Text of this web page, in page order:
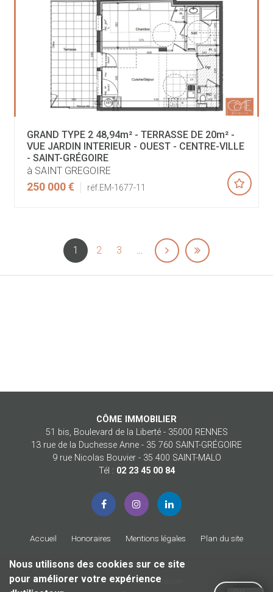
GRAND TYPE 2 48,94m² - TERRASSE DE 20m² -
VUE JARDIN INTERIEUR - OUEST - CENTRE-VILLE
- SAINT-GRÉGOIRE
à SAINT GREGOIRE
250 000 € réf.EM-1677-11
1 2 3 …
Nous utilisons des cookies sur ce site
pour améliorer votre expérience
CÔME IMMOBILIER
51 bis, Boulevard de la Liberté - 35000 RENNES
13 rue de la Duchesse Anne - 35 760 SAINT-GRÉGOIRE
9 rue Nicolas Bouvier - 35 400 SAINT-MALO
Tél : 02 23 45 00 84
Accueil Honoraires Mentions légales Plan du site
© 2026 Côme Immobilier